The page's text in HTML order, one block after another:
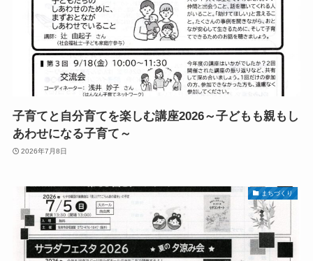
子育てと自分育てを楽しむ講座2026～子どもも親もし
あわせになる子育て～
2026年7月8日
まちづくり